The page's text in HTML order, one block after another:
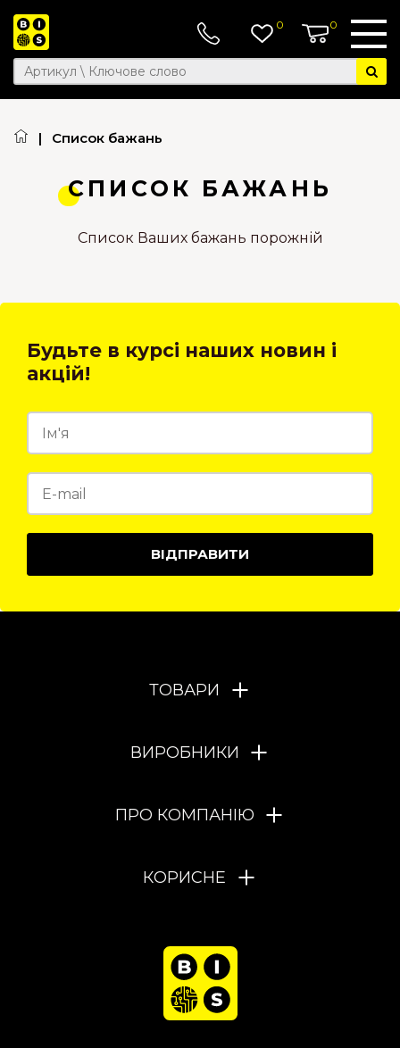
0 0
| Список бажань
СПИСОК БАЖАНЬ
Список Ваших бажань порожній
Будьте в курсі наших новин і
акцій!
ВІДПРАВИТИ
ТОВАРИ
ВИРОБНИКИ
ПРО КОМПАНІЮ
КОРИСНЕ